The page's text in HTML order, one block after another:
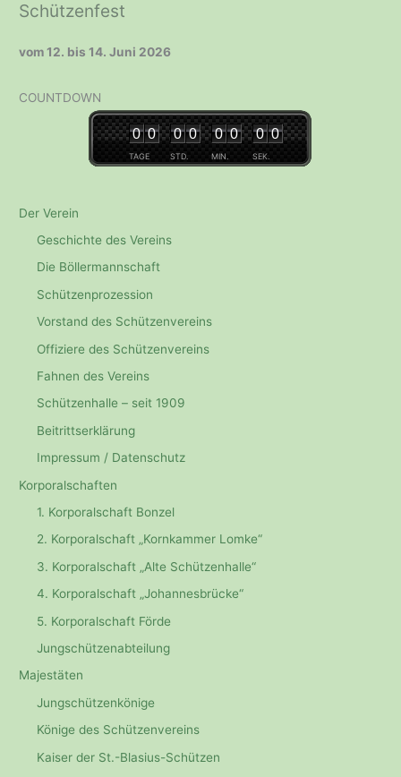
Schützenfest
vom 12. bis 14. Juni 2026
COUNTDOWN
TAGE
0 0
STD.
0 0
MIN.
0 0
SEK.
0 0
Der Verein
Geschichte des Vereins
Die Böllermannschaft
Schützenprozession
Vorstand des Schützenvereins
Offiziere des Schützenvereins
Fahnen des Vereins
Schützenhalle – seit 1909
Beitrittserklärung
Impressum / Datenschutz
Korporalschaften
1. Korporalschaft Bonzel
2. Korporalschaft „Kornkammer Lomke“
3. Korporalschaft „Alte Schützenhalle“
4. Korporalschaft „Johannesbrücke“
5. Korporalschaft Förde
Jungschützenabteilung
Majestäten
Jungschützenkönige
Könige des Schützenvereins
Kaiser der St.-Blasius-Schützen